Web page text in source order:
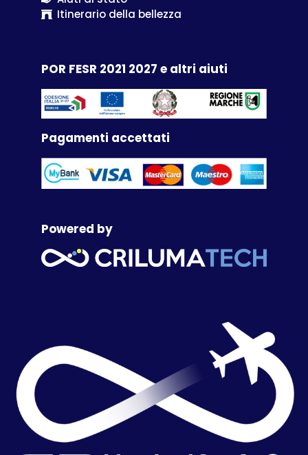
Itinerario della bellezza
POR FESR 2021 2027 e altri aiuti
Pagamenti accettati
Powered by